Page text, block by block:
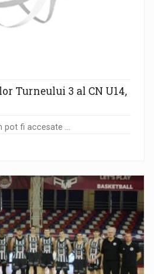
Turneului 3 al CN U14,
pot fi accesate ...